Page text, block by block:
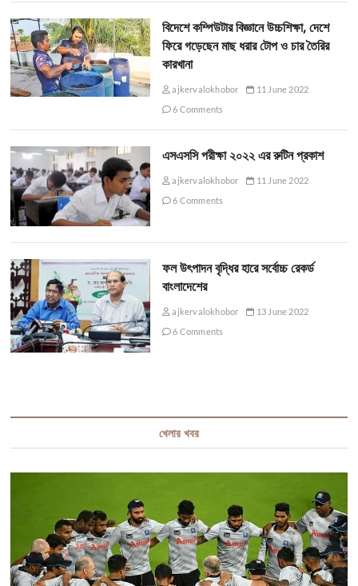
বিদেশে কম্পিউটার বিজ্ঞানে উচ্চশিক্ষা, দেশে
ফিরে গড়েছেন মাছ ধরার টোপ ও চার তৈরির
কারখানা
ajkervalokhobor
11 June 2022
6 Comments
এসএসসি পরীক্ষা ২০২২ এর রুটিন প্রকাশ
ajkervalokhobor
11 June 2022
6 Comments
ফল উৎপাদন বৃদ্ধির হারে সর্বোচ্চ রেকর্ড
বাংলাদেশের
ajkervalokhobor
13 June 2022
6 Comments
খেলার খবর